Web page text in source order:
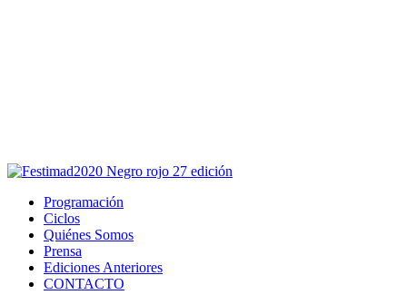
Programación
Ciclos
Quiénes Somos
Prensa
Ediciones Anteriores
CONTACTO